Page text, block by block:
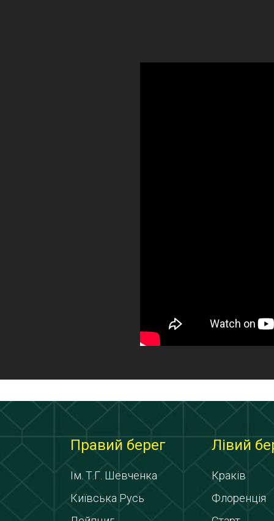
Правий берег
Ім. Т.Г. Шевченка
Київська Русь
Лівий
Краків
Флоренція